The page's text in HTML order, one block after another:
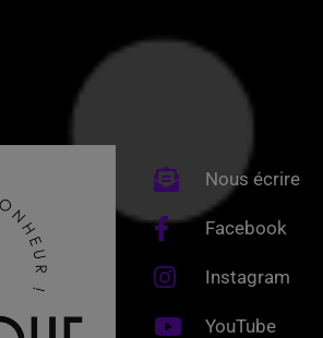
Nous écrire
Facebook
Instagram
YouTube